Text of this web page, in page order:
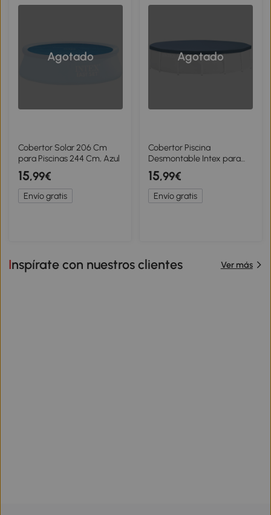
Agotado
Cobertor Solar 206 Cm
para Piscinas 244 Cm, Azul
15,99€
Envío gratis
Agotado
Cobertor Piscina
Desmontable Intex para
Metal y Prism Frame
305x305x25 Cm, Azul
Marino
15,99€
Envío gratis
Inspírate con nuestros clientes Ver más